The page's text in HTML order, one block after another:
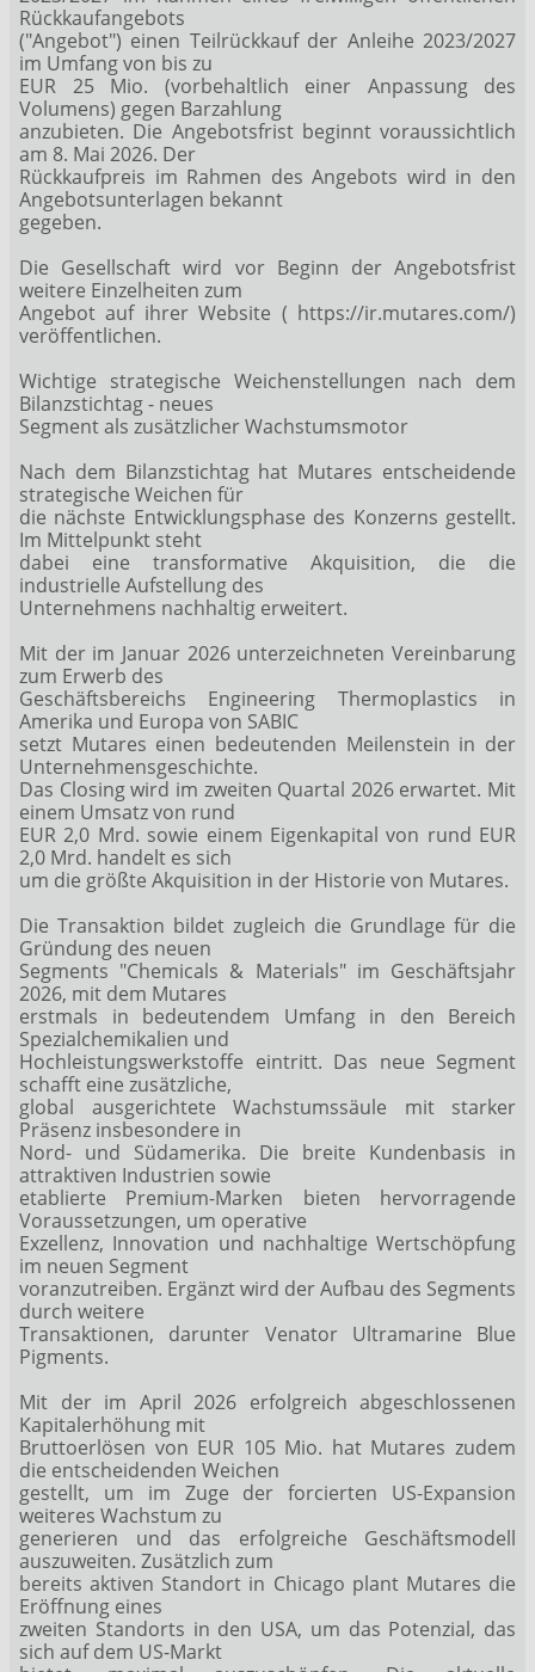
Rückkaufangebots
("Angebot") einen Teilrückkauf der Anleihe 2023/2027
im Umfang von bis zu
EUR 25 Mio. (vorbehaltlich einer Anpassung des
Volumens) gegen Barzahlung
anzubieten. Die Angebotsfrist beginnt voraussichtlich
am 8. Mai 2026. Der
Rückkaufpreis im Rahmen des Angebots wird in den
Angebotsunterlagen bekannt
gegeben.
Die Gesellschaft wird vor Beginn der Angebotsfrist
weitere Einzelheiten zum
Angebot auf ihrer Website ( https://ir.mutares.com/)
veröffentlichen.
Wichtige strategische Weichenstellungen nach dem
Bilanzstichtag - neues
Segment als zusätzlicher Wachstumsmotor
Nach dem Bilanzstichtag hat Mutares entscheidende
strategische Weichen für
die nächste Entwicklungsphase des Konzerns gestellt.
Im Mittelpunkt steht
dabei eine transformative Akquisition, die die
industrielle Aufstellung des
Unternehmens nachhaltig erweitert.
Mit der im Januar 2026 unterzeichneten Vereinbarung
zum Erwerb des
Geschäftsbereichs Engineering Thermoplastics in
Amerika und Europa von SABIC
setzt Mutares einen bedeutenden Meilenstein in der
Unternehmensgeschichte.
Das Closing wird im zweiten Quartal 2026 erwartet. Mit
einem Umsatz von rund
EUR 2,0 Mrd. sowie einem Eigenkapital von rund EUR
2,0 Mrd. handelt es sich
um die größte Akquisition in der Historie von Mutares.
Die Transaktion bildet zugleich die Grundlage für die
Gründung des neuen
Segments "Chemicals & Materials" im Geschäftsjahr
2026, mit dem Mutares
erstmals in bedeutendem Umfang in den Bereich
Spezialchemikalien und
Hochleistungswerkstoffe eintritt. Das neue Segment
schafft eine zusätzliche,
global ausgerichtete Wachstumssäule mit starker
Präsenz insbesondere in
Nord- und Südamerika. Die breite Kundenbasis in
attraktiven Industrien sowie
etablierte Premium-Marken bieten hervorragende
Voraussetzungen, um operative
Exzellenz, Innovation und nachhaltige Wertschöpfung
im neuen Segment
voranzutreiben. Ergänzt wird der Aufbau des Segments
durch weitere
Transaktionen, darunter Venator Ultramarine Blue
Pigments.
Mit der im April 2026 erfolgreich abgeschlossenen
Kapitalerhöhung mit
Bruttoerlösen von EUR 105 Mio. hat Mutares zudem
die entscheidenden Weichen
gestellt, um im Zuge der forcierten US-Expansion
weiteres Wachstum zu
generieren und das erfolgreiche Geschäftsmodell
auszuweiten. Zusätzlich zum
bereits aktiven Standort in Chicago plant Mutares die
Eröffnung eines
zweiten Standorts in den USA, um das Potenzial, das
sich auf dem US-Markt